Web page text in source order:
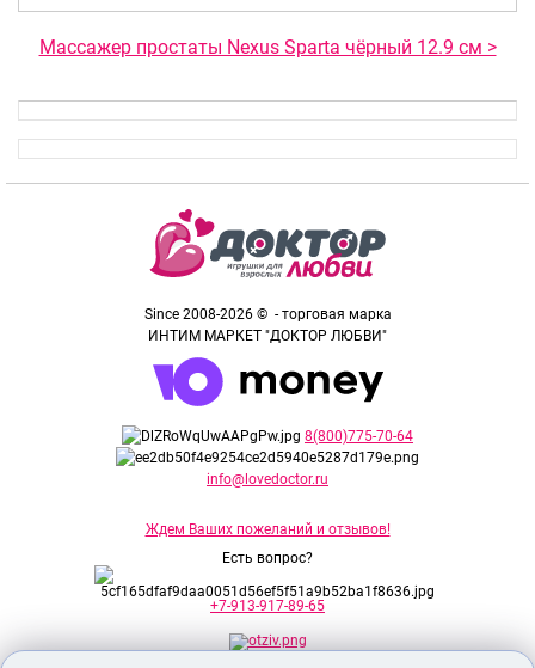
Массажер простаты Nexus Sparta чёрный 12.9 см >
Since 2008-2026 © - торговая марка
ИНТИМ МАРКЕТ "ДОКТОР ЛЮБВИ"
8(800)775-70-64
info@lovedoctor.ru
Ждем Ваших пожеланий и отзывов!
Есть вопрос?
+7-913-917-89-65